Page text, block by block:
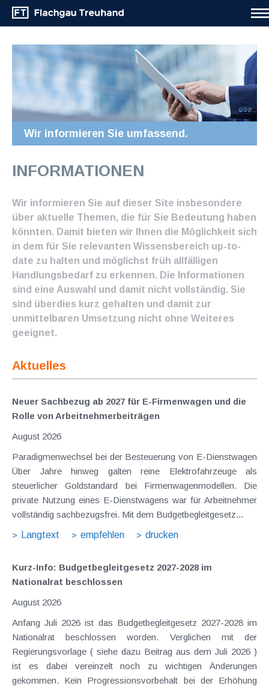
Wir informieren Sie umfassend.
INFORMATIONEN
Wir informieren Sie auf dieser Site insbesondere
über aktuelle Themen, die für Sie Bedeutung haben
könnten. Damit bieten wir Ihnen die Möglichkeit sich
in dem für Sie relevanten Wissensbereich up-to-
date zu halten und möglichst früh allfälligen
Handlungsbedarf zu erkennen. Die Informationen
sind eine Auswahl und damit nicht vollständig. Sie
sind überdies kurz gehalten und damit zur
unmittelbaren Umsetzung nicht ohne Weiteres
geeignet.
Aktuelles
Neuer Sachbezug ab 2027 für E-Firmenwagen und die
Rolle von Arbeitnehmer​­beiträgen
August 2026
Paradigmenwechsel bei der Besteuerung von E-Dienstwagen
Über Jahre hinweg galten reine Elektrofahrzeuge als
steuerlicher Goldstandard bei Firmenwagenmodellen. Die
private Nutzung eines E-Dienstwagens war für Arbeitnehmer
vollständig sachbezugsfrei. Mit dem Budgetbegleitgesetz...
Langtext
empfehlen drucken
Kurz-Info: Budgetbegleitgesetz 2027-2028 im
Nationalrat beschlossen
August 2026
Anfang Juli 2026 ist das Budgetbegleitgesetz 2027-2028 im
Nationalrat beschlossen worden. Verglichen mit der
Regierungsvorlage ( siehe dazu Beitrag aus dem Juli 2026 )
ist es dabei vereinzelt noch zu wichtigen Änderungen
gekommen. Kein Progressionsvorbehalt bei der Erhöhung